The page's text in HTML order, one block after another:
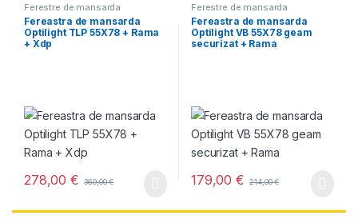
Ferestre de mansarda
Fereastra de mansarda
Optilight TLP 55X78 + Rama
+ Xdp
278,00€ 360,00€
Ferestre de mansarda
Fereastra de mansarda
Optilight VB 55X78 geam
securizat + Rama
179,00€ 214,00€